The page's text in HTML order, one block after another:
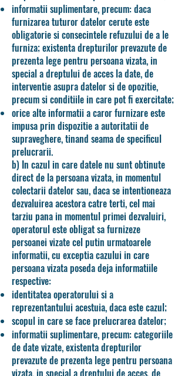
informatii suplimentare, precum: daca
furnizarea tuturor datelor cerute este
obligatorie si consecintele refuzului de a le
furniza; existenta drepturilor prevazute de
prezenta lege pentru persoana vizata, in
special a dreptului de acces la date, de
interventie asupra datelor si de opozitie,
precum si conditiile in care pot fi exercitate;
orice alte informatii a caror furnizare este
impusa prin dispozitie a autoritatii de
supraveghere, tinand seama de specificul
prelucrarii.
b) In cazul in care datele nu sunt obtinute
direct de la persoana vizata, in momentul
colectarii datelor sau, daca se intentioneaza
dezvaluirea acestora catre terti, cel mai
tarziu pana in momentul primei dezvaluiri,
operatorul este obligat sa furnizeze
persoanei vizate cel putin urmatoarele
informatii, cu exceptia cazului in care
persoana vizata poseda deja informatiile
respective:
identitatea operatorului si a
reprezentantului acestuia, daca este cazul;
scopul in care se face prelucrarea datelor;
informatii suplimentare, precum: categoriile
de date vizate, existenta drepturilor
prevazute de prezenta lege pentru persoana
vizata, in special a dreptului de acces, de